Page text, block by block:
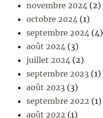
novembre 2024 (2)
octobre 2024 (1)
septembre 2024 (4)
août 2024 (3)
juillet 2024 (2)
septembre 2023 (1)
août 2023 (3)
septembre 2022 (1)
août 2022 (1)